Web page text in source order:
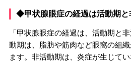
◆甲状腺眼症の経過は活動期と
「甲状腺眼症の経過は、活動期と
動期は、脂肪や筋肉など眼窩の組
ます。非活動期は、炎症が生じて